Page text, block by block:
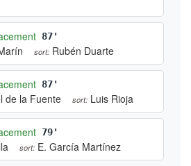
Remplacement
Rafa Marín
sort: Rubén Duarte
87'
de la Fuente sort: Luis Rioja
79'
sort: E. García Martínez